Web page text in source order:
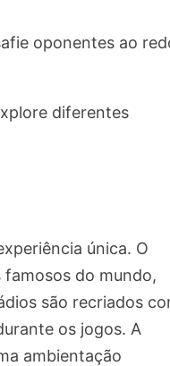
oponentes ao
diferentes
única. O
do mundo,
são recriados
os jogos. A
ambientação